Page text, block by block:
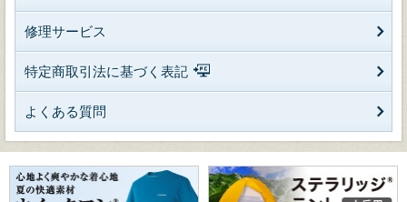
修理サービス
特定商取引法に基づく表記
よくある質問